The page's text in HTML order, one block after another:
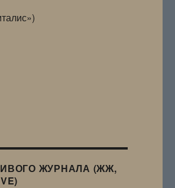
ЖУРНАЛА (ЖЖ,